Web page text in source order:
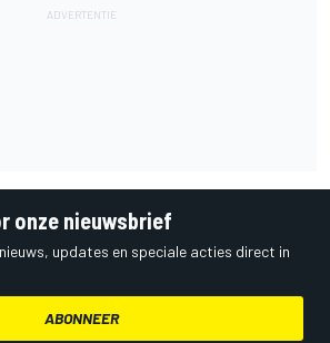
onze nieuwsbrief
updates en speciale acties direct in
ABONNEER